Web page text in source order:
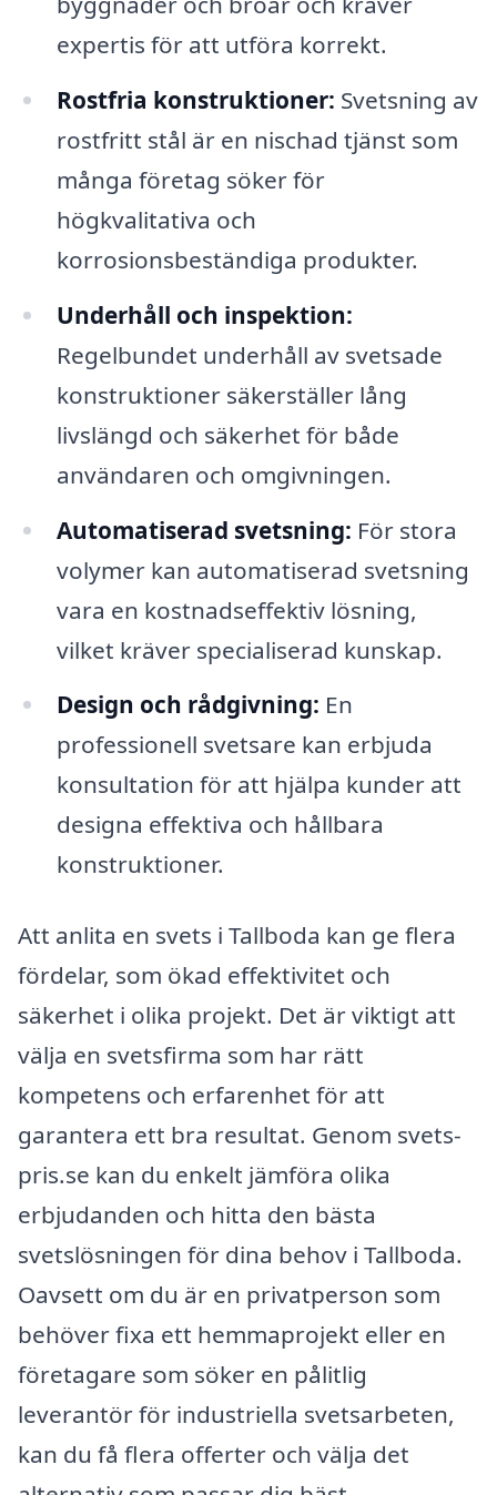
expertis för att utföra korrekt.
Rostfria konstruktioner: Svetsning av
rostfritt stål är en nischad tjänst som
många företag söker för
högkvalitativa och
korrosionsbeständiga produkter.
Underhåll och inspektion:
Regelbundet underhåll av svetsade
konstruktioner säkerställer lång
livslängd och säkerhet för både
användaren och omgivningen.
Automatiserad svetsning: För stora
volymer kan automatiserad svetsning
vara en kostnadseffektiv lösning,
vilket kräver specialiserad kunskap.
Design och rådgivning: En
professionell svetsare kan erbjuda
konsultation för att hjälpa kunder att
designa effektiva och hållbara
konstruktioner.
Att anlita en svets i Tallboda kan ge flera
fördelar, som ökad effektivitet och
säkerhet i olika projekt. Det är viktigt att
välja en svetsfirma som har rätt
kompetens och erfarenhet för att
garantera ett bra resultat. Genom svets-
pris.se kan du enkelt jämföra olika
erbjudanden och hitta den bästa
svetslösningen för dina behov i Tallboda.
Oavsett om du är en privatperson som
behöver fixa ett hemmaprojekt eller en
företagare som söker en pålitlig
leverantör för industriella svetsarbeten,
kan du få flera offerter och välja det